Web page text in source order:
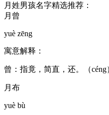
月姓男孩名字精选推荐：
月曾
yuè zēng
寓意解释：
曾：指竟，简直，还。（céng
月布
yuè bù